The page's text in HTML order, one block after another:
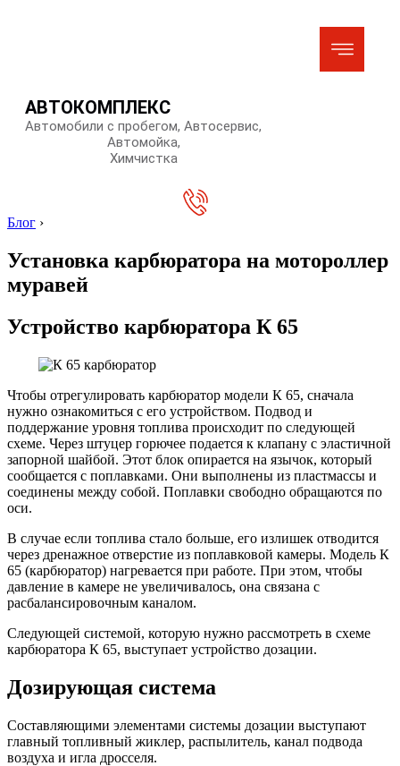
АВТОКОМПЛЕКС
Автомобили с пробегом, Автосервис,
Автомойка,
Химчистка
Блог ›
Установка карбюратора на мотороллер
муравей
Устройство карбюратора К 65
Чтобы отрегулировать карбюратор модели К 65, сначала
нужно ознакомиться с его устройством. Подвод и
поддержание уровня топлива происходит по следующей
схеме. Через штуцер горючее подается к клапану с эластичной
запорной шайбой. Этот блок опирается на язычок, который
сообщается с поплавками. Они выполнены из пластмассы и
соединены между собой. Поплавки свободно обращаются по
оси.
В случае если топлива стало больше, его излишек отводится
через дренажное отверстие из поплавковой камеры. Модель К
65 (карбюратор) нагревается при работе. При этом, чтобы
давление в камере не увеличивалось, она связана с
расбалансировочным каналом.
Следующей системой, которую нужно рассмотреть в схеме
карбюратора К 65, выступает устройство дозации.
Дозирующая система
Составляющими элементами системы дозации выступают
главный топливный жиклер, распылитель, канал подвода
воздуха и игла дросселя.